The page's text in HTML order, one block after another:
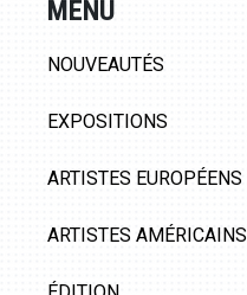
MENU
NOUVEAUTÉS
EXPOSITIONS
ARTISTES EUROPÉENS
ARTISTES AMÉRICAINS